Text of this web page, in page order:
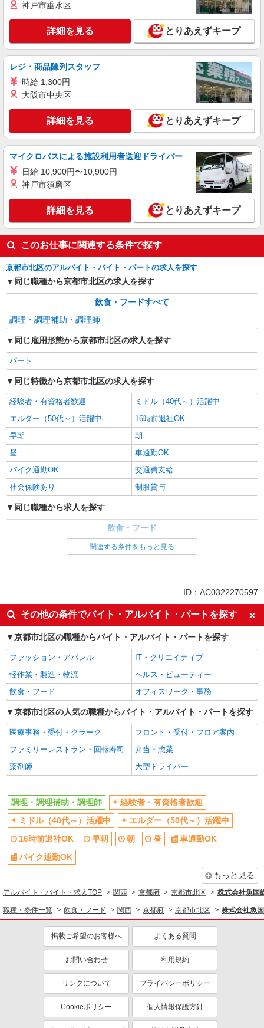
月給：265,000円〜 みなし残業代：42,090円
（30時間） ※みなし残業超過分別途支給 ※交通
費全額支給（規定有り） ※給与は経験・能力によ
り考慮します。 ※賞与年2回（金額は業績・成績
により変動） ※昇給年1回 ※試用期間3ヶ月（条
件変更なし）
社会福祉法人聖ヨゼフ会 聖ヨゼフ医療福祉セ
ンター （〒603-8323 京都府京都市北区北野東紅
梅町6）
キープ 詳細を見る
株式会社塩梅
調理師（病院での仕込み・調理・盛付など）
月給：230,000円〜280,000円 みなし残業代：
28,060円（20時間）〜42,090円（30時間）を含む
※みなし残業超過分別途支給 ※みなし残業なしも
相談可 ※交通費全額支給（規定有り） ※給与は経
験・能力により考慮します。 ※賞与年2回（金額
は業績・成績により変動） ※昇給年2回 ※試用期
間3ヶ月（条件変更なし）
社会福祉法人聖ヨゼフ会 聖ヨゼフ医療福祉セ
ンター （〒603-8323 京都府京都市北区北野東紅
キープ 詳細を見る
神戸市垂水区
詳細を見る とりあえずキープ
レジ・商品陳列スタッフ
時給 1,300円
大阪市中央区
詳細を見る とりあえずキープ
マイクロバスによる施設利用者送迎ドライバー
日給 10,900円〜10,900円
神戸市須磨区
詳細を見る とりあえずキープ
このお仕事に関連する条件で探す
京都市北区のアルバイト・バイト・パートの求人を探す
同じ職種から京都市北区の求人を探す
飲食・フードすべて
調理・調理補助・調理師
同じ雇用形態から京都市北区の求人を探す
パート
同じ特徴から京都市北区の求人を探す
経験者・有資格者歓迎
ミドル（40代～）活躍中
エルダー（50代～）活躍中
16時前退社OK
早朝
朝
昼
車通勤OK
バイク通勤OK
交通費支給
社会保険あり
制服貸与
同じ職種から求人を探す
飲食・フード
調理・調理補助・調理師
交通費支給
社会保険あり
関連する条件をもっと見る
ID：AC0322270597
その他の条件でバイト・アルバイト・パートを探す
京都市北区の職種からバイト・アルバイト・パートを探す
ファッション・アパレル
IT・クリエイティブ
軽作業・製造・物流
ヘルス・ビューティー
飲食・フード
オフィスワーク・事務
京都市北区の人気の職種からバイト・アルバイト・パートを探す
医療事務・受付・クラーク
フロント・受付・フロア案内
ファミリーレストラン・回転寿司
弁当・惣菜
薬剤師
大型ドライバー
調理・調理補助・調理師
経験者・有資格者歓迎
ミドル（40代～）活躍中
エルダー（50代～）活躍中
16時前退社OK
早朝 朝 昼
車通勤OK
バイク通勤OK
もっと見る
アルバイト・バイト・求人TOP 関西 京都府 京都市北区 株式会社魚国
職種・条件一覧 飲食・フード 関西 京都府 京都市北区 株式会社魚
掲載ご希望のお客様へ よくある質問
お問い合わせ 利用規約
リンクについて プライバシーポリシー
Cookieポリシー 個人情報保護方針